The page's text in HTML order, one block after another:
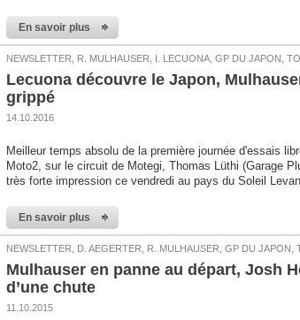
En savoir plus
NEWSLETTER, R. MULHAUSER, I. LECUONA, GP DU JAPON,
Lecuona découvre le Japon,
grippé
14.10.2016
Meilleur temps absolu de la première journée d'essais
Moto2, sur le circuit de Motegi, Thomas Lüthi (Garage
très forte impression ce vendredi au pays du Soleil
En savoir plus
NEWSLETTER, D. AEGERTER, R. MULHAUSER, GP DU JAPON,
Mulhauser en panne au départ, Josh
d’une chute
11.10.2015